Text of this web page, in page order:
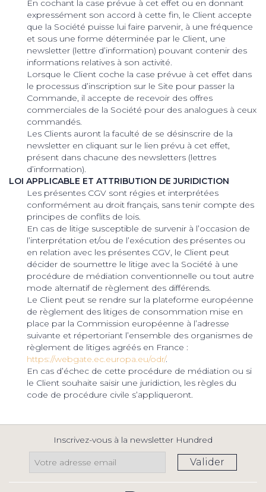
En cochant la case prévue à cet effet ou en donnant
expressément son accord à cette fin, le Client accepte
que la Société puisse lui faire parvenir, à une fréquence
et sous une forme déterminée par le Client, une
newsletter (lettre d’information) pouvant contenir des
informations relatives à son activité.
Lorsque le Client coche la case prévue à cet effet dans
le processus d’inscription sur le Site pour passer la
Commande, il accepte de recevoir des offres
commerciales de la Société pour des analogues à ceux
commandés.
Les Clients auront la faculté de se désinscrire de la
newsletter en cliquant sur le lien prévu à cet effet,
présent dans chacune des newsletters (lettres
d’information).
LOI APPLICABLE ET ATTRIBUTION DE JURIDICTION
Les présentes CGV sont régies et interprétées
conformément au droit français, sans tenir compte des
principes de conflits de lois.
En cas de litige susceptible de survenir à l’occasion de
l’interprétation et/ou de l’exécution des présentes ou
en relation avec les présentes CGV, le Client peut
décider de soumettre le litige avec la Société à une
procédure de médiation conventionnelle ou tout autre
mode alternatif de règlement des différends.
Le Client peut se rendre sur la plateforme européenne
de règlement des litiges de consommation mise en
place par la Commission européenne à l’adresse
suivante et répertoriant l’ensemble des organismes de
règlement de litiges agréés en France :
https://webgate.ec.europa.eu/odr/.
En cas d’échec de cette procédure de médiation ou si
le Client souhaite saisir une juridiction, les règles du
code de procédure civile s’appliqueront.
Inscrivez-vous à la newsletter Hundred